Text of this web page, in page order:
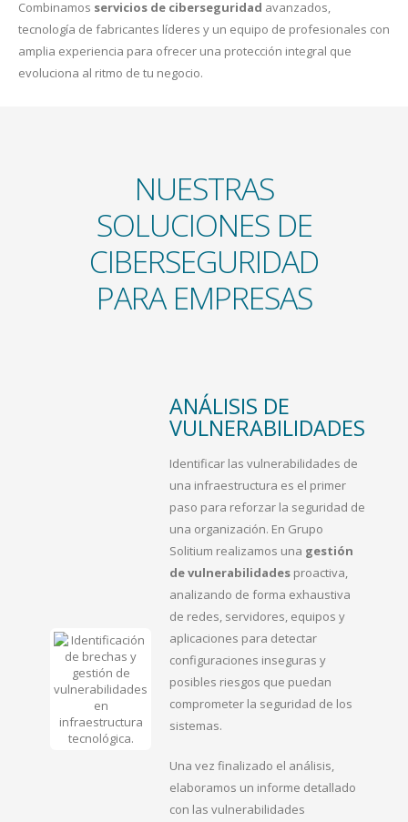
Combinamos servicios de ciberseguridad avanzados,
tecnología de fabricantes líderes y un equipo de profesionales con
amplia experiencia para ofrecer una protección integral que
evoluciona al ritmo de tu negocio.
NUESTRAS
SOLUCIONES DE
CIBERSEGURIDAD
PARA EMPRESAS
ANÁLISIS DE
VULNERABILIDADES
Identificar las vulnerabilidades de
una infraestructura es el primer
paso para reforzar la seguridad de
una organización. En Grupo
Solitium realizamos una gestión
de vulnerabilidades proactiva,
analizando de forma exhaustiva
de redes, servidores, equipos y
aplicaciones para detectar
configuraciones inseguras y
posibles riesgos que puedan
comprometer la seguridad de los
sistemas.
Una vez finalizado el análisis,
elaboramos un informe detallado
con las vulnerabilidades